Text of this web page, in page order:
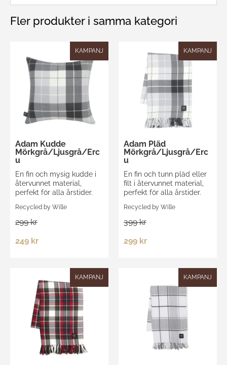
Fler produkter i samma kategori
KAMPANJ
Adam Kudde
Mörkgrå/Ljusgrå/Erc
u
En fin och mysig kudde i
återvunnet material,
perfekt för alla årstider.
Recycled by Wille
299 kr
249 kr
KAMPANJ
Adam Pläd
Mörkgrå/Ljusgrå/Erc
u
En fin och tunn pläd eller
filt i återvunnet material,
perfekt för alla årstider.
Recycled by Wille
399 kr
299 kr
KAMPANJ KAMPANJ